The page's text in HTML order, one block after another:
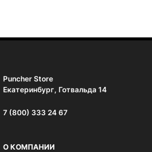
Puncher Store
Екатеринбург, Готвальда 14
7 (800) 333 24 67
О КОМПАНИИ